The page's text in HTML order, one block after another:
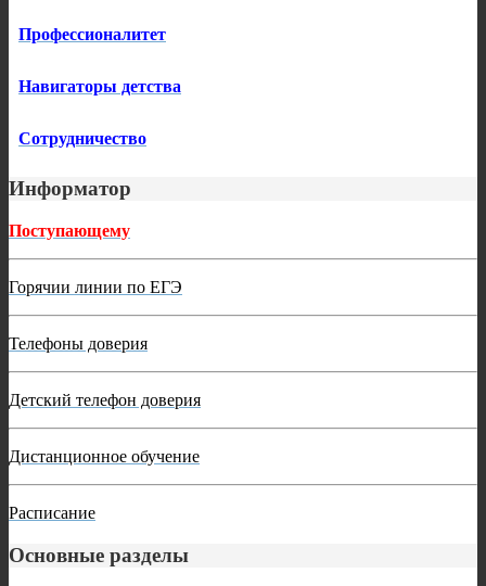
Профессионалитет
Навигаторы детства
Сотрудничество
Информатор
Поступающему
Горячии линии по ЕГЭ
Телефоны доверия
Детский телефон доверия
Дистанционное обучение
Расписание
Основные разделы